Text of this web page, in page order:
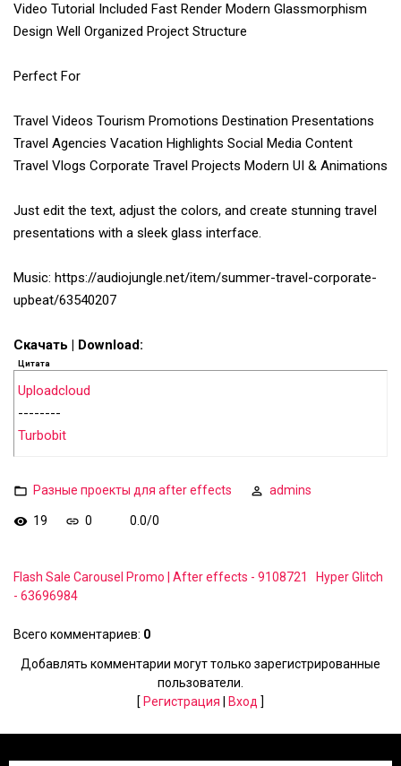
Video Tutorial Included Fast Render Modern Glassmorphism
Design Well Organized Project Structure
Perfect For
Travel Videos Tourism Promotions Destination Presentations
Travel Agencies Vacation Highlights Social Media Content
Travel Vlogs Corporate Travel Projects Modern UI & Animations
Just edit the text, adjust the colors, and create stunning travel
presentations with a sleek glass interface.
Music: https://audiojungle.net/item/summer-travel-corporate-
upbeat/63540207
Скачать | Download:
Цитата
Uploadcloud
--------
Turbobit
Разные проекты для after effects admins
19 0 0.0/0
Flash Sale Carousel Promo | After effects - 9108721
Hyper Glitch
- 63696984
Всего комментариев: 0
Добавлять комментарии могут только зарегистрированные
пользователи.
[ Регистрация Вход ]